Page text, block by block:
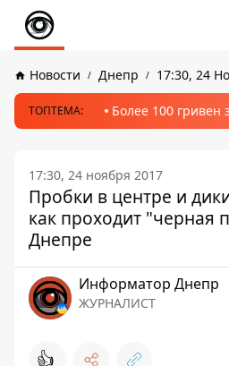
Новости Днепр 17:30, 24
ТОПТЕМА: Более 100 гривен
17:30, 24 ноября 2017
Пробки в центре и
как проходит "черная
Днепре
Информатор Днепр
ЖУРНАЛИСТ
👍